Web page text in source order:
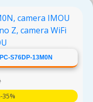
S76DP-13M0N
35%